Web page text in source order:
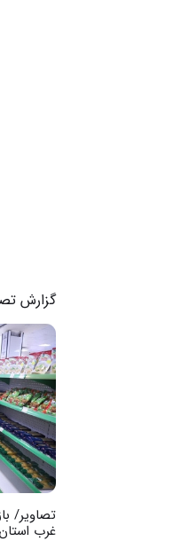
گزارش
استاندار مازندران در گزارش
عمومی